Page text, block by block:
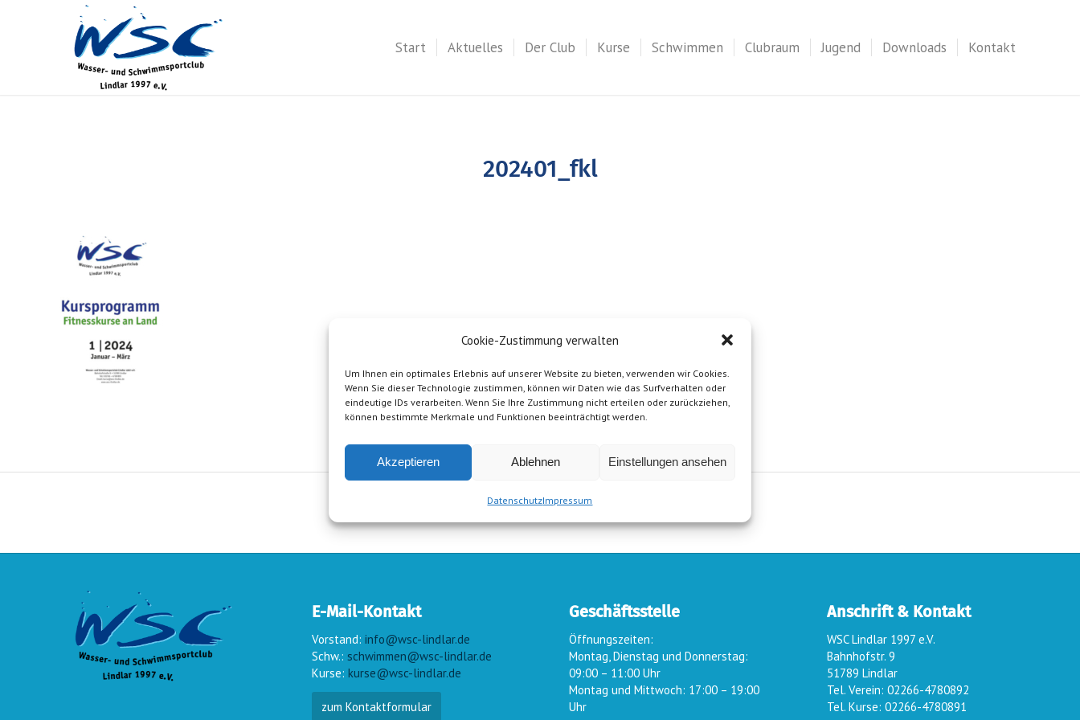
Cookie-Zustimmung verwalten
Um Ihnen ein optimales Erlebnis auf unserer Website zu bieten, verwenden wir Cookies.
Wenn Sie dieser Technologie zustimmen, können wir Daten wie das Surfverhalten oder
eindeutige IDs verarbeiten. Wenn Sie Ihre Zustimmung nicht erteilen oder zurückziehen,
können bestimmte Merkmale und Funktionen beeinträchtigt werden.
Akzeptieren Ablehnen Einstellungen ansehen
DatenschutzImpressum
Start Aktuelles Der Club Kurse Schwimmen Clubraum Jugend Downloads Kontakt
202401_fkl
E-Mail-Kontakt
Vorstand: info@wsc-lindlar.de
Schw.: schwimmen@wsc-lindlar.de
Kurse: kurse@wsc-lindlar.de
zum Kontaktformular
Geschäftsstelle
Öffnungszeiten:
Montag, Dienstag und Donnerstag:
09:00 – 11:00 Uhr
Montag und Mittwoch: 17:00 – 19:00
Uhr
Anschrift & Kontakt
WSC Lindlar 1997 e.V.
Bahnhofstr. 9
51789 Lindlar
Tel. Verein: 02266-4780892
Tel. Kurse: 02266-4780891